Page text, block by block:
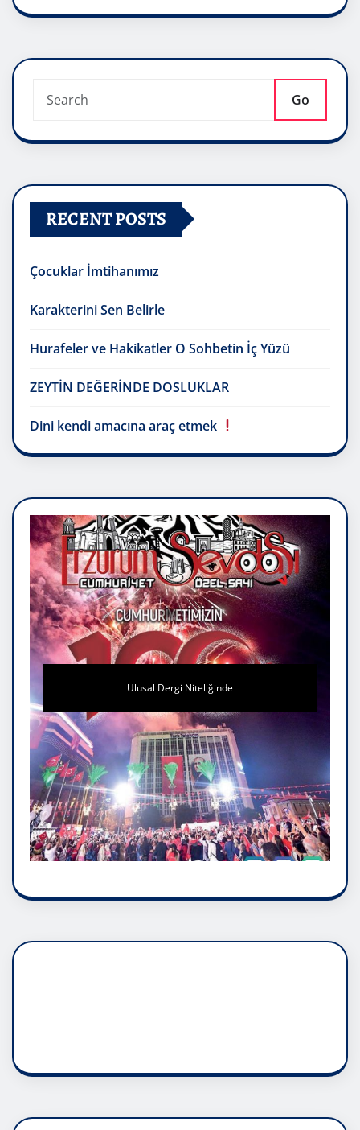
Go
RECENT POSTS
Çocuklar İmtihanımız
Karakterini Sen Belirle
Hurafeler ve Hakikatler O Sohbetin İç Yüzü
ZEYTİN DEĞERİNDE DOSLUKLAR
Dini kendi amacına araç etmek
Ulusal Dergi Niteliğinde